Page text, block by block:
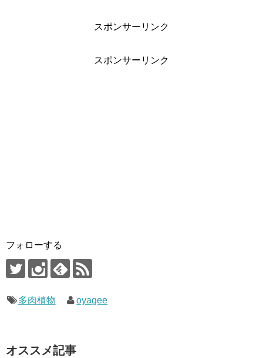
スポンサーリンク
スポンサーリンク
フォローする
多肉植物 oyagee
オススメ記事